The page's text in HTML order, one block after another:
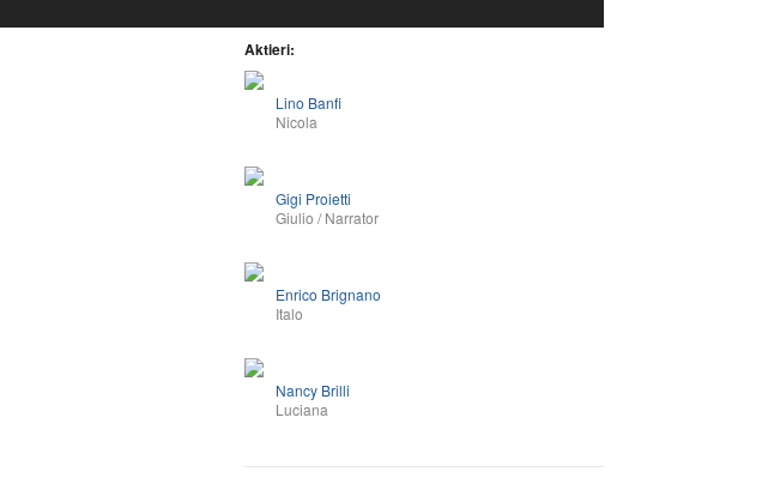
Aktieri:
Lino Banfi
Nicola
Gigi Proietti
Giulio / Narrator
Enrico Brignano
Italo
Nancy Brilli
Luciana